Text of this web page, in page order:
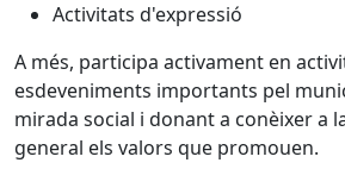
Activitats d'expressió
A més, participa activament en
esdeveniments importants pel
mirada social i donant a conèixer a
general els valors que promouen.